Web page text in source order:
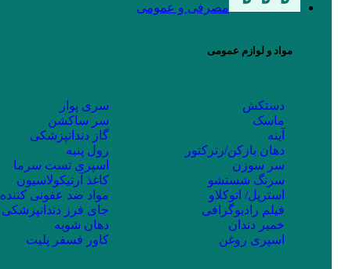
مصرفی و عمومی
مواد و لوازم عمومی
دستکش
ماسک
آینه
دهان بازکن/رترکتور
سر سوزن
سرنگ شستشو
استریل/ اتوکلاو
فیلم رادیوگرافی
خمیر دندان
اسپری روغن
سری پوار
سر ساکشن
گاز دندانپزشکی
رول پنبه
اسپری تست سرما
کاغذ آرتیکولاسیون
مواد ضد عفونی کننده
جای فرز دندانپزشکی
دهان شویه
کاور فسفر پلیت